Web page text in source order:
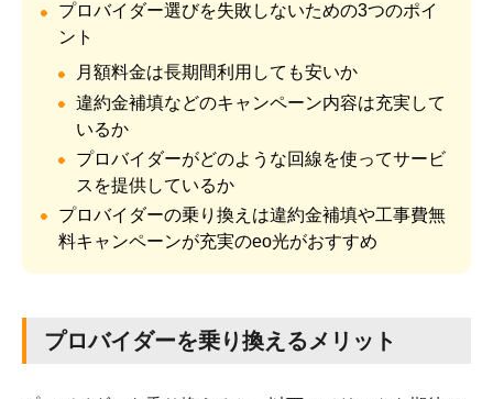
プロバイダー選びを失敗しないための3つのポイ
ント
月額料金は長期間利用しても安いか
違約金補填などのキャンペーン内容は充実して
いるか
プロバイダーがどのような回線を使ってサービ
スを提供しているか
プロバイダーの乗り換えは違約金補填や工事費無
料キャンペーンが充実のeo光がおすすめ
プロバイダーを乗り換えるメリット